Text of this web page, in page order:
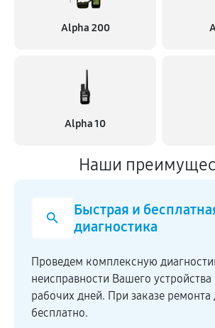
Alpha 200
Alpha 10
Наши
Быстрая и
диагностика
Проведем комплексную
неисправности Вашего устройства
рабочих дней. При заказе ремонта
бесплатно.